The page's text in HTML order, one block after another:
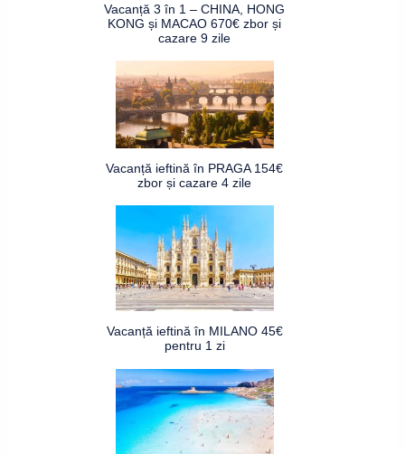
Vacanță 3 în 1 – CHINA, HONG
KONG și MACAO 670€ zbor și
cazare 9 zile
Vacanță ieftină în PRAGA 154€
zbor și cazare 4 zile
Vacanță ieftină în MILANO 45€
pentru 1 zi